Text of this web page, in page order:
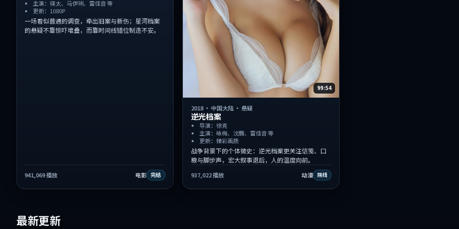
主演：瑛太、马伊琍、雷佳音 等
更新：1080P
一场看似普通的调查，牵出旧案与新伤；星河档案
的悬疑不靠惊吓堆叠，而靠时间线错位制造不安。
941,069播放 电影 完结
99:54
2018· 中国大陆· 悬疑
逆光档案
导演：徐克
主演：咏梅、沈腾、雷佳音 等
更新：臻彩画质
战争背景下的个体微史：逆光档案更关注信笺、口
粮与脚步声，宏大叙事退后，人的温度向前。
937,022播放 动漫 院线
最新更新